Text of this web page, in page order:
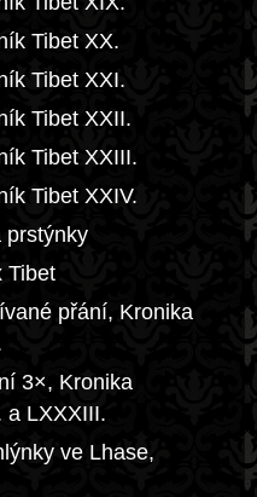
Tibet XX.
Tibet XXI.
Tibet XXII.
Tibet XXIII.
Tibet XXIV.
prstýnky
Tibet
přání, Kronika
3×, Kronika
a LXXXIII.
ve Lhase,